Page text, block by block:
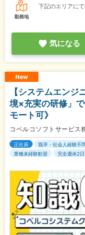
勤務地
下記のエリアに
気になる
New
【システムエン
境×充実の研修」
モート可》
コベルコソフトサービス
正社員 既卒・社会人経験不
業種未経験歓迎
完全週休2日